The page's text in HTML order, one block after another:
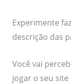
Experimente
descrição das
Você vai
jogar o seu